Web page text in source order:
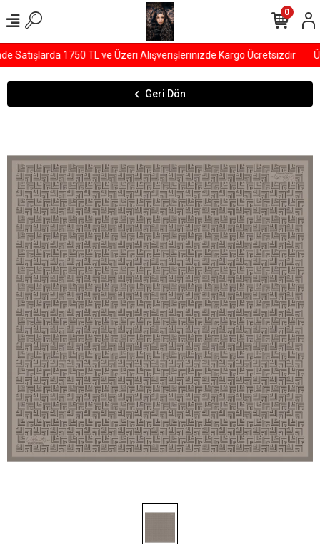
Satışlarda 1750 TL ve Üzeri Alışverişlerinizde Kargo Ücretsizdir
0
Geri Dön